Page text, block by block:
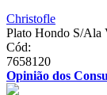
Christofle
Plato Hondo S/Ala
Cód:
7658120
Opinião dos